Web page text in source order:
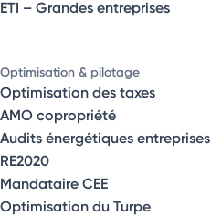
ETI – Grandes entreprises
Optimisation & pilotage
Optimisation des taxes
AMO copropriété
Audits énergétiques entreprises
RE2020
Mandataire CEE
Optimisation du Turpe